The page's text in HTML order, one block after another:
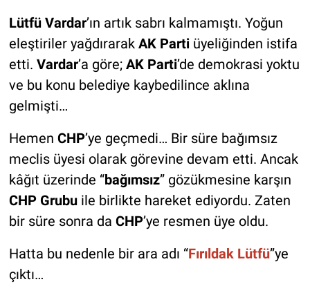
Lütfü Vardar’ın artık sabrı kalmamıştı. Yoğun
eleştiriler yağdırarak AK Parti üyeliğinden istifa
etti. Vardar’a göre; AK Parti’de demokrasi yoktu
ve bu konu belediye kaybedilince aklına
gelmişti…
Hemen CHP’ye geçmedi… Bir süre bağımsız
meclis üyesi olarak görevine devam etti. Ancak
kâğıt üzerinde “bağımsız” gözükmesine karşın
CHP Grubu ile birlikte hareket ediyordu. Zaten
bir süre sonra da CHP’ye resmen üye oldu.
Hatta bu nedenle bir ara adı “Fırıldak Lütfü”ye
çıktı…